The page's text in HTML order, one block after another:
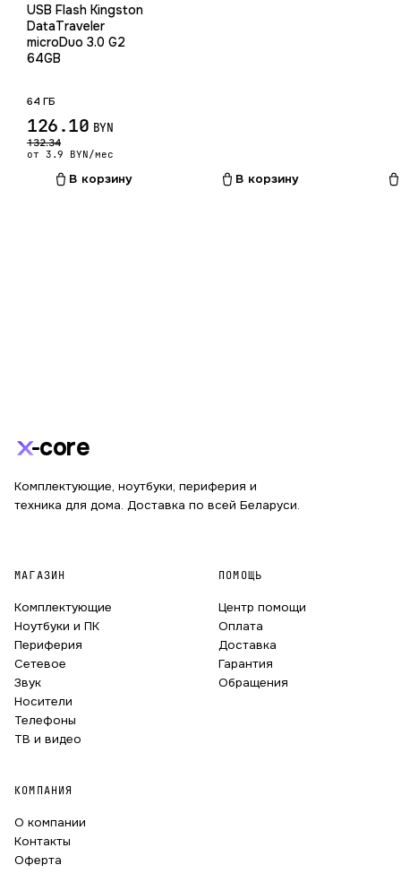
USB Flash Kingston
DataTraveler
microDuo 3.0 G2
64GB
64 ГБ
126.10 BYN
132.34
от 3.9 BYN/мес
В корзину В корзину
core
Комплектующие, ноутбуки, периферия и
техника для дома. Доставка по всей Беларуси.
МАГАЗИН
Комплектующие
Ноутбуки и ПК
Периферия
Сетевое
Звук
Носители
Телефоны
ТВ и видео
ПОМОЩЬ
Центр помощи
Оплата
Доставка
Гарантия
Обращения
КОМПАНИЯ
О компании
Контакты
Оферта